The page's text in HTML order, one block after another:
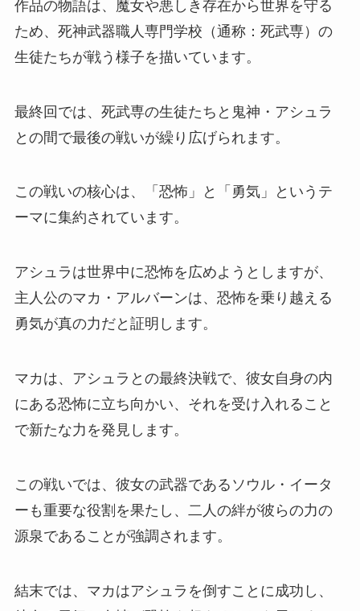
作品の物語は、魔女や悪しき存在から世界を守る
ため、死神武器職人専門学校（通称：死武専）の
生徒たちが戦う様子を描いています。
最終回では、死武専の生徒たちと鬼神・アシュラ
との間で最後の戦いが繰り広げられます。
この戦いの核心は、「恐怖」と「勇気」というテ
ーマに集約されています。
アシュラは世界中に恐怖を広めようとしますが、
主人公のマカ・アルバーンは、恐怖を乗り越える
勇気が真の力だと証明します。
マカは、アシュラとの最終決戦で、彼女自身の内
にある恐怖に立ち向かい、それを受け入れること
で新たな力を発見します。
この戦いでは、彼女の武器であるソウル・イータ
ーも重要な役割を果たし、二人の絆が彼らの力の
源泉であることが強調されます。
結末では、マカはアシュラを倒すことに成功し、